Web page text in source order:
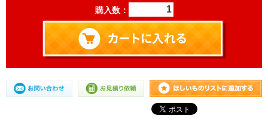
購入数：